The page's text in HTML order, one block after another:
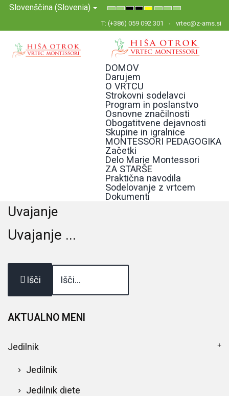
Slovenščina (Slovenia)
Default
mode
Night
mode
High
Contrast
Black
mode
High
Contrast
Black
mode
High
Contrast
Yellow
mode
Set
Smaller
Font
Set
Default
Font
Set
Larger
Font
T: (+386) 059 092 301 vrtec@z-ams.si
DOMOV
Darujem
O VRTCU
Strokovni sodelavci
Program in poslanstvo
Osnovne značilnosti
Obogatitvene dejavnosti
Skupine in igralnice
MONTESSORI PEDAGOGIKA
Začetki
Delo Marie Montessori
ZA STARŠE
Praktična navodila
Sodelovanje z vrtcem
Dokumenti
Uvajanje
Uvajanje ...
Išči
AKTUALNO MENI
Jedilnik
Jedilnik
Jedilnik diete